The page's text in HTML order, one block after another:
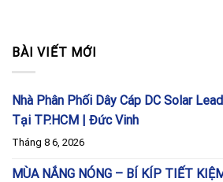
BÀI VIẾT MỚI
Nhà Phân Phối Dây Cáp DC Solar
Tại TP.HCM | Đức Vinh
Tháng 8 6, 2026
MÙA NẮNG NÓNG – BÍ KÍP TIẾT